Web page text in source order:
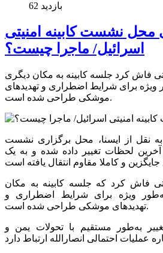
62 بازدید
محل نشست کابینه امنیتی
اسرائیل/ ماجرا چیست؟
فاش کرد جلسه کابینه به مکان دیگری
ویژه برای شرایط اضطراری و تهدیدهای
موشکی طراحی شده است.
به نقل از ایسنا، محل برگزاری نشست
آخرین لحظات تغییر داده شده و به یک
فاش کرد که جلسه کابینه به مکان
ویژه برای شرایط اضطراری و
تهدید‌های موشکی طراحی شده است.
به‌طور مستقیم با تحولات یمن و